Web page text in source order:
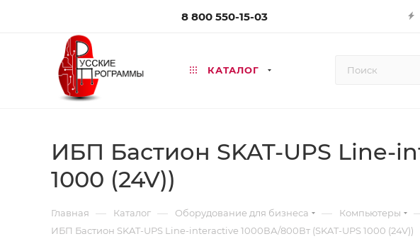
8 800 550-15-03
КАТАЛОГ
ИБП Бастион SKAT-UPS Line-
1000 (24V))
Главная — Каталог — Оборудование для бизнеса — Компьютеры
ИБП Бастион SKAT-UPS Line-interactive 1000ВА/800Вт (SKAT-UPS 1000 (24V))